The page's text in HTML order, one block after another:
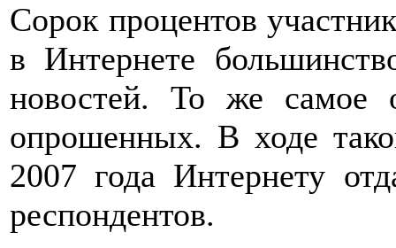
Сорок процентов
в Интернете
новостей. То же самое
опрошенных. В ходе
2007 года Интернету
респондентов.